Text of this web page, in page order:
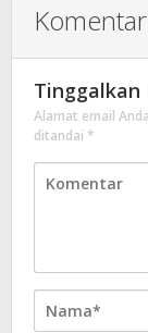
Komentar
Tinggalkan
Alamat email
ditandai *